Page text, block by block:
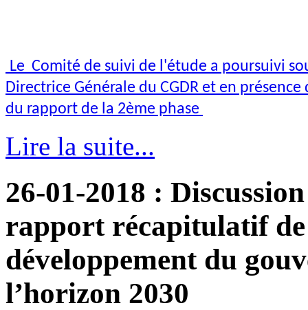
Le Comité de suivi de l'étude a poursuivi
Directrice Générale du CGDR et en
du rapport de la 2ème phase
Lire la suite...
26-01-2018 :
rapport récapitulatif de
développement du
l’horizon 2030